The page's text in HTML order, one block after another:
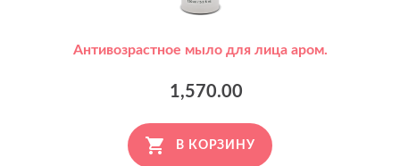
Антивозрастное мыло для лица аром.
1,570.00
В КОРЗИНУ